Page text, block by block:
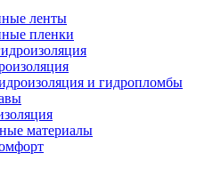
ленты
пленки
и гидропломбы
материалы